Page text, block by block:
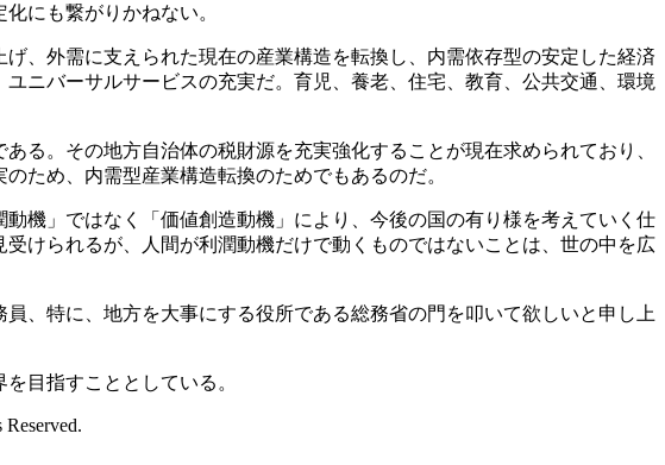
にも繋がりかねない。
、外需に支えられた現在の産業構造を転換し、内需依存型の安定した経済
ニバーサルサービスの充実だ。育児、養老、住宅、教育、公共交通、環境
。その地方自治体の税財源を充実強化することが現在求められており、
ため、内需型産業構造転換のためでもあるのだ。
機」ではなく「価値創造動機」により、今後の国の有り様を考えていく仕
けられるが、人間が利潤動機だけで動くものではないことは、世の中を広
、特に、地方を大事にする役所である総務省の門を叩いて欲しいと申し上
目指すこととしている。